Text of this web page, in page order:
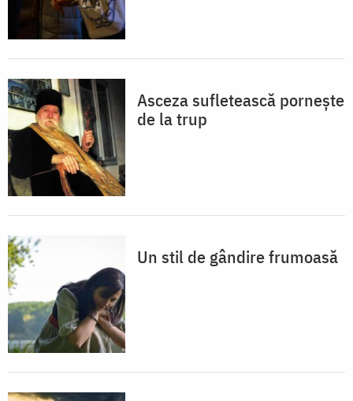
Asceza sufletească porneşte
de la trup
Un stil de gândire frumoasă